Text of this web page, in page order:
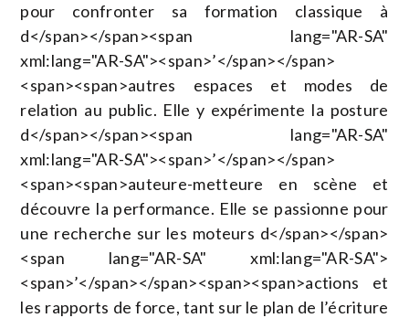
pour confronter sa formation classique à
d</span></span><span lang="AR-SA"
xml:lang="AR-SA"><span>’</span></span>
<span><span>autres espaces et modes de
relation au public. Elle y expérimente la posture
d</span></span><span lang="AR-SA"
xml:lang="AR-SA"><span>’</span></span>
<span><span>auteure-metteure en scène et
découvre la performance. Elle se passionne pour
une recherche sur les moteurs d</span></span>
<span lang="AR-SA" xml:lang="AR-SA">
<span>’</span></span><span><span>actions et
les rapports de force, tant sur le plan de l’écriture